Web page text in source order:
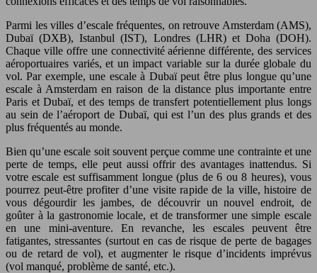
Parmi les villes d’escale fréquentes, on retrouve Amsterdam (AMS),
Dubaï (DXB), Istanbul (IST), Londres (LHR) et Doha (DOH).
Chaque ville offre une connectivité aérienne différente, des services
aéroportuaires variés, et un impact variable sur la durée globale du
vol. Par exemple, une escale à Dubaï peut être plus longue qu’une
escale à Amsterdam en raison de la distance plus importante entre
Paris et Dubaï, et des temps de transfert potentiellement plus longs
au sein de l’aéroport de Dubaï, qui est l’un des plus grands et des
plus fréquentés au monde.
Bien qu’une escale soit souvent perçue comme une contrainte et une
perte de temps, elle peut aussi offrir des avantages inattendus. Si
votre escale est suffisamment longue (plus de 6 ou 8 heures), vous
pourrez peut-être profiter d’une visite rapide de la ville, histoire de
vous dégourdir les jambes, de découvrir un nouvel endroit, de
goûter à la gastronomie locale, et de transformer une simple escale
en une mini-aventure. En revanche, les escales peuvent être
fatigantes, stressantes (surtout en cas de risque de perte de bagages
ou de retard de vol), et augmenter le risque d’incidents imprévus
(vol manqué, problème de santé, etc.).